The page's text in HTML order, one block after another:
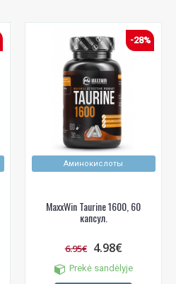
Аминокислоты
-28%
MaxxWin Taurine 1600, 60
капсул.
6.95€ 4.98€
Prekė sandėlyje